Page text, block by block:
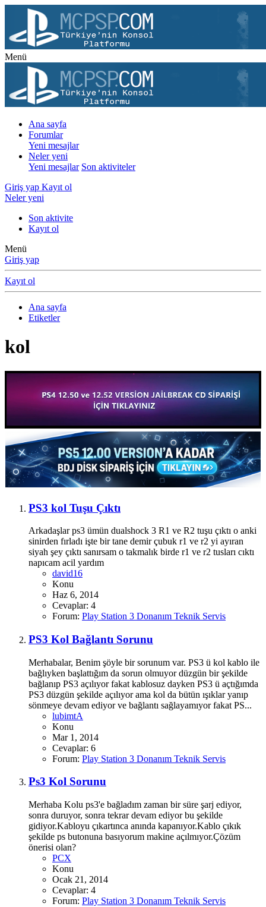
Menü
Ana sayfa
Forumlar
Yeni mesajlar
Neler yeni
Yeni mesajlar Son aktiviteler
Giriş yap Kayıt ol
Neler yeni
Son aktivite
Kayıt ol
Menü
Giriş yap
Kayıt ol
Ana sayfa
Etiketler
kol
PS3 kol Tuşu Çıktı
Arkadaşlar ps3 ümün dualshock 3 R1 ve R2 tuşu çıktı o anki
sinirden fırladı işte bir tane demir çubuk r1 ve r2 yi ayıran
siyah şey çıktı sanırsam o takmalık birde r1 ve r2 tusları cıktı
napıcam acil yardım
david16
Konu
Haz 6, 2014
Cevaplar: 4
Forum: Play Station 3 Donanım Teknik Servis
PS3 Kol Bağlantı Sorunu
Merhabalar, Benim şöyle bir sorunum var. PS3 ü kol kablo ile
bağlıyken başlattığım da sorun olmuyor düzgün bir şekilde
bağlanıp PS3 açılıyor fakat kablosuz dayken PS3 ü açtığımda
PS3 düzgün şekilde açılıyor ama kol da bütün ışıklar yanıp
sönmeye devam ediyor ve bağlantı sağlayamıyor fakat PS...
lubimtA
Konu
Mar 1, 2014
Cevaplar: 6
Forum: Play Station 3 Donanım Teknik Servis
Ps3 Kol Sorunu
Merhaba Kolu ps3'e bağladım zaman bir süre şarj ediyor,
sonra duruyor, sonra tekrar devam ediyor bu şekilde
gidiyor.Kabloyu çıkartınca anında kapanıyor.Kablo çıkık
şekilde ps butonuna basıyorum makine açılmıyor.Çözüm
önerisi olan?
PCX
Konu
Ocak 21, 2014
Cevaplar: 4
Forum: Play Station 3 Donanım Teknik Servis